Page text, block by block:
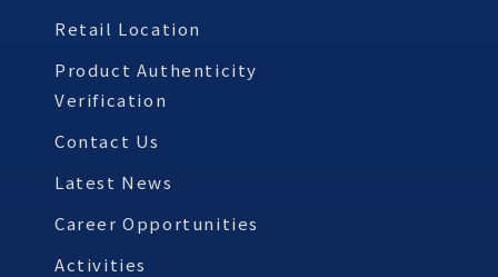
Retail Location
Product Authenticity
Verification
Contact Us
Latest News
Career Opportunities
Activities